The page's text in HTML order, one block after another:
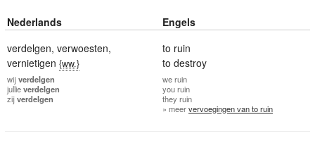
Nederlands
Engels
verdelgen, verwoesten,
vernietigen {ww.}
to ruin
to destroy
wijverdelgen
jullieverdelgen
zijverdelgen
weruin
youruin
they ruin
» meervervoegingen van to ruin